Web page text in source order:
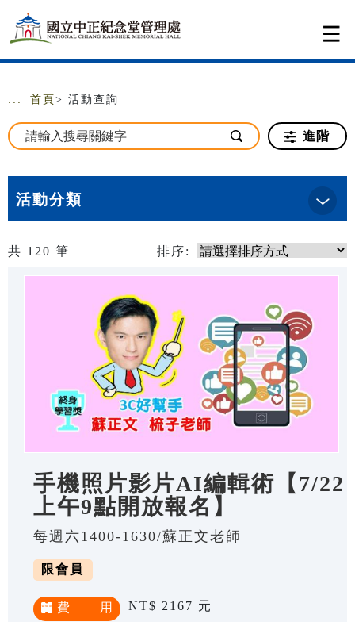
跳到主要內容
網站導覽
::: 首頁 > 活動查詢
進階
活動分類
共 120 筆 排序:
手機照片影片AI編輯術【7/22
上午9點開放報名】
每週六1400-1630/蘇正文老師
限會員
費 用 NT$ 2167 元